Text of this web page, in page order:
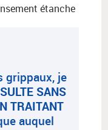
étanche
grippaux, je
SANS
TRAITANT
auquel